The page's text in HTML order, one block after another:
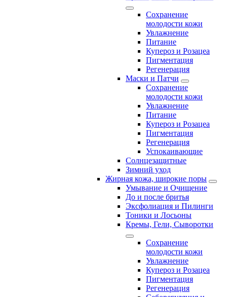
Сохранение
молодости кожи
Увлажнение
Питание
Купероз и Розацеа
Пигментация
Регенерация
Маски и Патчи
Сохранение
молодости кожи
Увлажнение
Питание
Купероз и Розацеа
Пигментация
Регенерация
Успокаивающие
Солнцезащитные
Зимний уход
Жирная кожа, широкие поры
Умывание и Очищение
До и после бритья
Эксфолиация и Пилинги
Тоники и Лосьоны
Кремы, Гели, Сыворотки
Сохранение
молодости кожи
Увлажнение
Купероз и Розацеа
Пигментация
Регенерация